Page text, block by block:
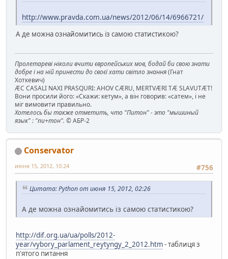
http://www.pravda.com.ua/news/2012/06/14/6966721/
А де можна ознайомитись із самою статистикою?
Пролетареві ніколи вчити європейських мов, бодай би свою знати
добре і на ній принести до своєї хати світло знання(Гнат
Хоткевич)
ÆC CASALI NAXI PRASQURI: AHOV CÆRU, MERTVÆRI TÆ SLAVUTÆT!
Вони просили його: «Скажи: кетум», а він говорив: «сатем», і не
міг вимовити правильно.
Хотелось бы также отметить, что "Питон" - это "мышиный
язык" : "пи+тон". © АБР-2
Conservator
#756
июня 15, 2012, 10:24
Цитата: Python от июня 15, 2012, 02:26
А де можна ознайомитись із самою статистикою?
http://dif.org.ua/ua/polls/2012-
year/vybory_parlament_reytyngy_2_2012.htm- таблиця з
п'ятого питання